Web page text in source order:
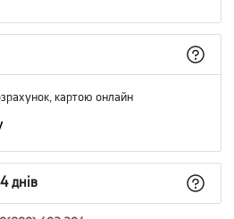
картою онлайн
днів